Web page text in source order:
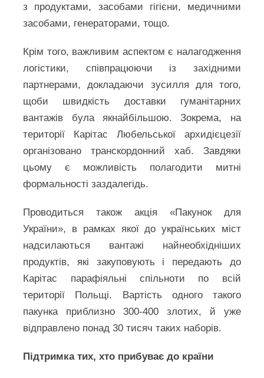
з продуктами, засобами гігієни, медичними
засобами, генераторами, тощо.
Крім того, важливим аспектом є налагодження
логістики, співпрацюючи із західними
партнерами, докладаючи зусилля для того,
щоби швидкість доставки гуманітарних
вантажів була якнайбільшою. Зокрема, на
території Карітас Любельської архидієцезії
організовано транскордонний хаб. Завдяки
цьому є можливість полагодити митні
формальності заздалегідь.
Проводиться також акція «Пакунок для
України», в рамках якої до українських міст
надсилаються вантажі найнеобхідніших
продуктів, які закуповують і передають до
Карітас парафіяльні спільноти по всій
території Польщі. Вартість одного такого
пакунка приблизно 300-400 злотих, й уже
відправлено понад 30 тисяч таких наборів.
Підтримка тих, хто прибуває до країни